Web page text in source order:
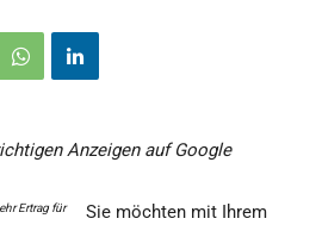
Anzeigen auf Google
Sie möchten mit Ihrem